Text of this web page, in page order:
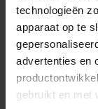
technologieën
apparaat op te
advertenties en
gebruikt en met